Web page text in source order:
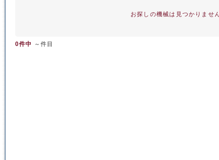
お探しの機械は見つかりませ
0件中 ～件目